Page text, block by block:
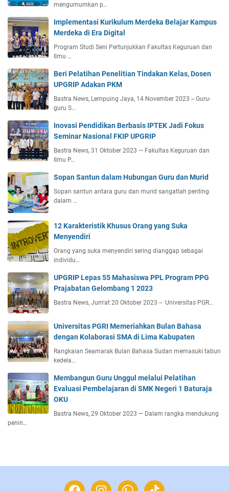
mengumumkan p…
Implementasi Kurikulum Merdeka Belajar Kampus
Merdeka di Era Digital
Program Studi Seni Pertunjukkan Fakultas Keguruan dan
Ilmu …
Beri Pelatihan Penelitian Tindakan Kelas, Dosen
UPGRIP Adakan PKM
Bastra News, Lempuing Jaya, 14 November 2023 -- Guru-
guru S…
Inovasi Pendidikan Berbasis IPTEK Jadi Fokus
Seminar Nasional FKIP UPGRIP
Bastra News, 31 Oktober 2023 — Fakultas Keguruan dan
Ilmu P…
Sopan Santun dalam Hubungan Guru dan Murid
Sopan santun antara guru dan murid sangatlah penting
dalam …
12 Karakteristik Khusus Orang yang Suka
Menyendiri
Orang yang suka menyendiri sering dianggap sebagai
individu…
UPGRIP Lepas 55 Mahasiswa PPL Program PPG
Prajabatan Gelombang 1 2023
Bastra News, Jum'at 20 Oktober 2023 -- Universitas PGR…
Universitas PGRI Memeriahkan Bulan Bahasa
dengan Kolaborasi SMA di Lima Kabupaten
Rangkaian Seamarak Bulan Bahasa Sudan memasuki tabun
kedela…
Membangun Guru Unggul melalui Pelatihan
Evaluasi Pembelajaran di SMK Negeri 1 Baturaja
OKU
Bastra News, 29 Oktober 2023 — Dalam rangka mendukung
penin…